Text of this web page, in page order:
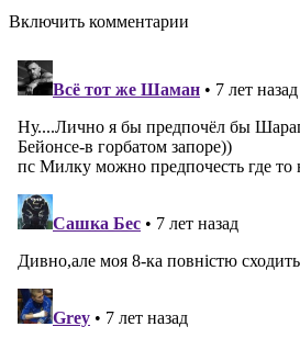
Включить комментарии